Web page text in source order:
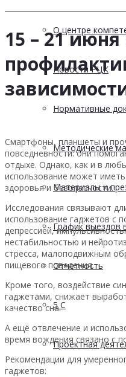
О центре
Новости РЦК
Нормативные
Методические
Материалы и
График выездов
Отчетность
5 С
Проектная
15 – 21
Смартфоны, планшеты и
повседневности: они
отдыхе. Однако, как и в
использование может
здоровья и безопасности.
Исследования связывают
использование гаджетов с
депрессией,
нестабильностью и
стресса, малоподвижным
пищевого поведения.
Кроме того, воздействие
гаджетами, снижает
качество сна.
А ещё отвлечение и
время вождения связано с
Рекомендации для
гаджетов: